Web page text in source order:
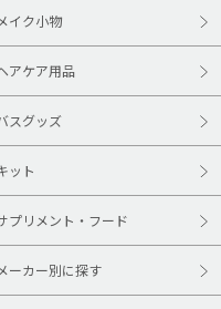
メイク小物
アケア用品
スグッズ
ット
プリメント・フード
メーカー別に探す